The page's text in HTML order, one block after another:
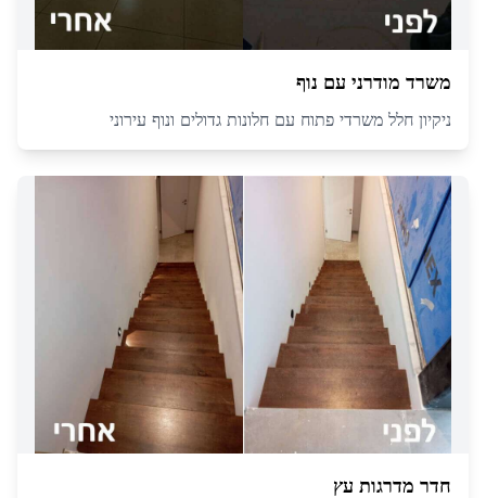
משרד מודרני עם נוף
ניקיון חלל משרדי פתוח עם חלונות גדולים ונוף עירוני
חדר מדרגות עץ